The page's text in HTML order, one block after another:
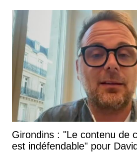
Girondins : "Le contenu de
est indéfendable" pour